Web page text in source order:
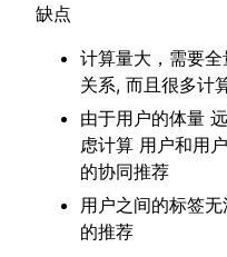
缺点
计算量大，需要
关系, 而且很多计
由于用户的体量
虑计算 用户和用
的协同推荐
用户之间的标签
的推荐